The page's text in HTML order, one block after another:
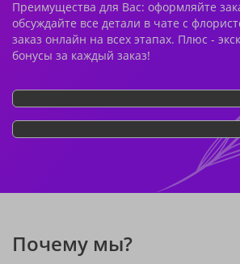
Преимущества для Вас: оформляйте
обсуждайте все детали в чате с
заказ онлайн на всех этапах. Плюс -
бонусы за каждый заказ!
Почему мы?